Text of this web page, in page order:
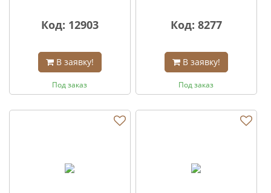
Код: 12903
В заявку!
Под заказ
Код: 8277
В заявку!
Под заказ